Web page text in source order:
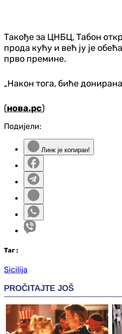
Такође за ЦНБЦ, Табон
прода кућу и већ ју је
прво премине.
„Након тога, биће
(нова.рс)
Подијели:
Линк је копиран!
Таг :
Sicilija